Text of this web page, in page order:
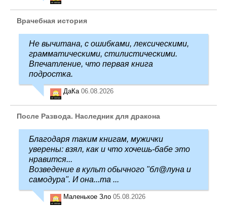
Врачебная история
Не вычитана, с ошибками, лексическими,
грамматическими, стилистическими.
Впечатление, что первая книга
подростка.
ДаКа 06.08.2026
После Развода. Наследник для дракона
Благодаря таким книгам, мужички
уверены: взял, как и что хочешь-бабе это
нравится...
Возведение в культ обычного "бл@луна и
самодура". И она...та ...
Маленькое Зло 05.08.2026